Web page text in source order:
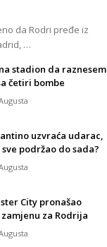
da Rodri pređe iz
…
stadion da raznesem
četiri bombe
uzvraća udarac,
podržao do sada?
City pronašao
za Rodrija